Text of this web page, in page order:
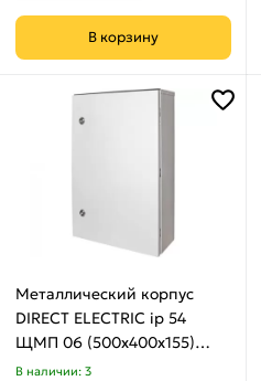
В корзину
Металлический корпус
DIRECT ELECTRIC ip 54
ЩМП 06 (500x400x155)
DE16202066
В наличии: 3